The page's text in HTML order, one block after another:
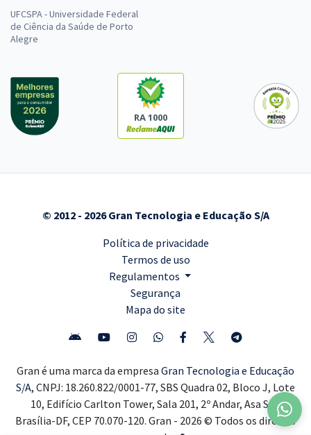
UFCSPA - Universidade Federal
de Ciência da Saúde de Porto
Alegre
RA 1000
© 2012 - 2026 Gran Tecnologia e Educação S/A
Política de privacidade
Termos de uso
Regulamentos
Segurança
Mapa do site
Gran é uma marca da empresa Gran Tecnologia e Educação
S/A, CNPJ: 18.260.822/0001-77, SBS Quadra 02, Bloco J, Lote
10, Edifício Carlton Tower, Sala 201, 2º Andar, Asa Sul,
Brasília-DF, CEP 70.070-120. Gran - 2026 © Todos os direitos